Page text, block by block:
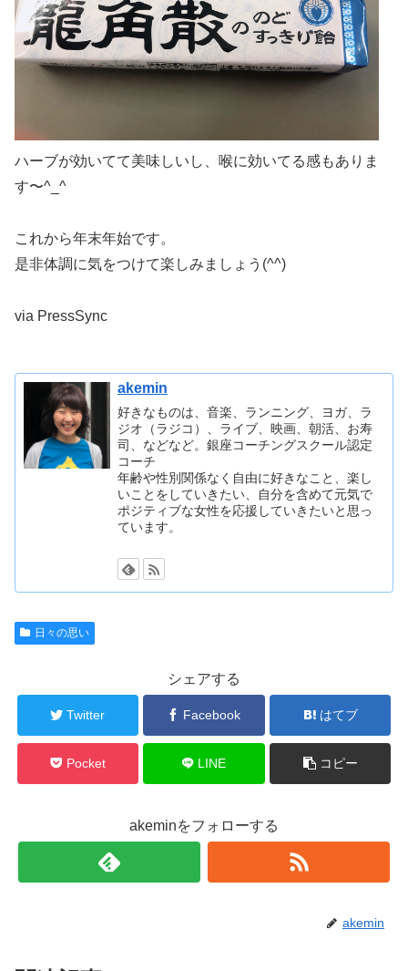
ハーブが効いてて美味しいし、喉に効いてる感もありま
す〜^_^
これから年末年始です。
是非体調に気をつけて楽しみましょう(^^)
via PressSync
akemin
好きなものは、音楽、ランニング、ヨガ、ラ
ジオ（ラジコ）、ライブ、映画、朝活、お寿
司、などなど。銀座コーチングスクール認定
コーチ
年齢や性別関係なく自由に好きなこと、楽し
いことをしていきたい、自分を含めて元気で
ポジティブな女性を応援していきたいと思っ
ています。
日々の思い
シェアする
Twitter Facebook はてブ
Pocket LINE コピー
akeminをフォローする
akemin